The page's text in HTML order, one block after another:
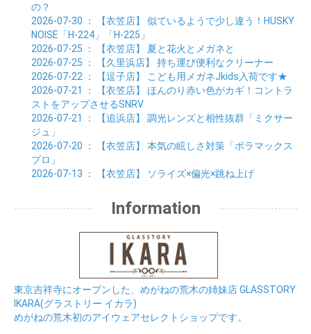
01月 (33)
02月 (7)
01月 (9)
の？
2026-07-30 ： 【衣笠店】 似ているようで少し違う！HUSKY
NOISE「H-224」「H-225」
2026-07-25 ： 【衣笠店】 夏と花火とメガネと
2026-07-25 ： 【久里浜店】 持ち運び便利なクリーナー
2026-07-22 ： 【逗子店】
こども用メガネJkids入荷です★
2026-07-21
： 【衣笠店】 ほんのり赤い色がカギ！コントラ
ストをアップさせるSNRV
2026-07-21
： 【追浜店】 調光レンズと相性抜群「ミクサー
ジュ」
2026-07-20 ： 【衣笠店】 本気の眩しさ対策「ポラマックス
プロ」
2026-07-13 ： 【衣笠店】 ソライズ×偏光×跳ね上げ
Information
東京吉祥寺にオープンした、めがねの荒木の姉妹店 GLASSTORY
IKARA(グラストリー イカラ)
めがねの荒木初のアイウェアセレクトショップです。